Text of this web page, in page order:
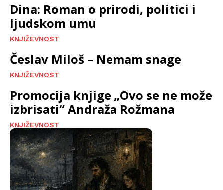
Dina: Roman o prirodi, politici i
ljudskom umu
KNJIŽEVNOST
Česlav Miloš – Nemam snage
KNJIŽEVNOST
Promocija knjige „Ovo se ne može
izbrisati“ Andraža Rožmana
KNJIŽEVNOST